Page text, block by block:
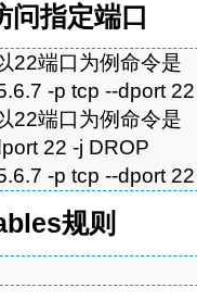
问指定端口
22端口为例命令是
-p tcp --dport
22端口为例命令是
22 -j DROP
-p tcp --dport
规则